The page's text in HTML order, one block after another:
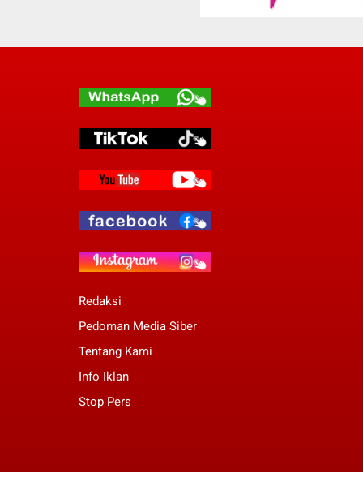
Redaksi
Pedoman Media Siber
Tentang Kami
Info Iklan
Stop Pers